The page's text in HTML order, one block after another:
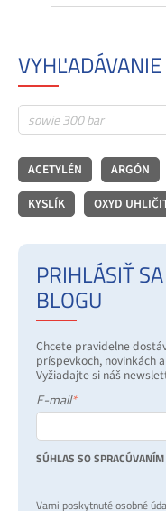
VYHĽADÁVANIE
ACETYLÉN ARGÓN
KYSLÍK
OXYD
PRIHLÁSIŤ
BLOGU
Chcete pravidelne
príspevkoch, novinkách
Vyžiadajte si náš
E-mail*
SÚHLAS SO
Vami poskytnuté osobné